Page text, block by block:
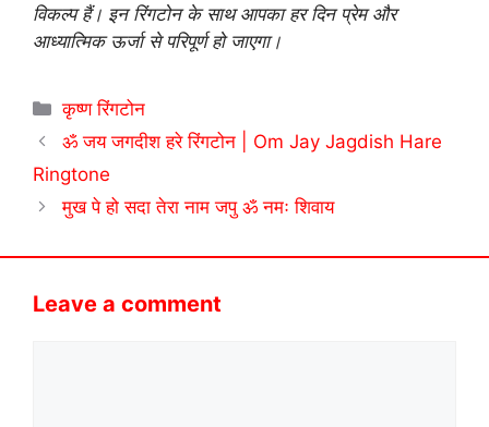
विकल्प हैं। इन रिंगटोन के साथ आपका हर दिन प्रेम और
आध्यात्मिक ऊर्जा से परिपूर्ण हो जाएगा।
Categories
कृष्ण रिंगटोन
ॐ जय जगदीश हरे रिंगटोन | Om Jay Jagdish Hare
Ringtone
मुख पे हो सदा तेरा नाम जपु ॐ नमः शिवाय
Leave a comment